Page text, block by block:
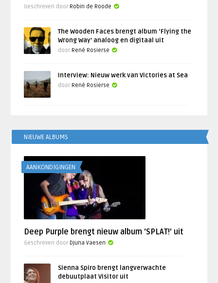
Geschreven door Robin de Roode
The Wooden Faces brengt album ‘Flying the
Wrong Way’ analoog en digitaal uit
door René Rosierse
Interview: Nieuw werk van Victories at Sea
door René Rosierse
NIEUWE ALBUMS
AANKONDIGINGEN
Deep Purple brengt nieuw album ‘SPLAT!’ uit
Geschreven door Djuna Vaesen
Sienna Spiro brengt langverwachte
debuutplaat Visitor uit